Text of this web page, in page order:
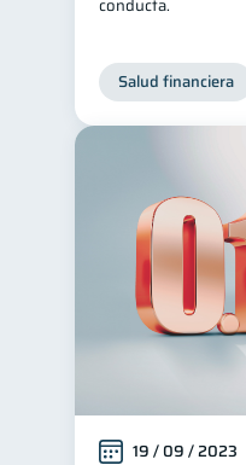
conducta.
Salud financiera
19 / 09 / 2023